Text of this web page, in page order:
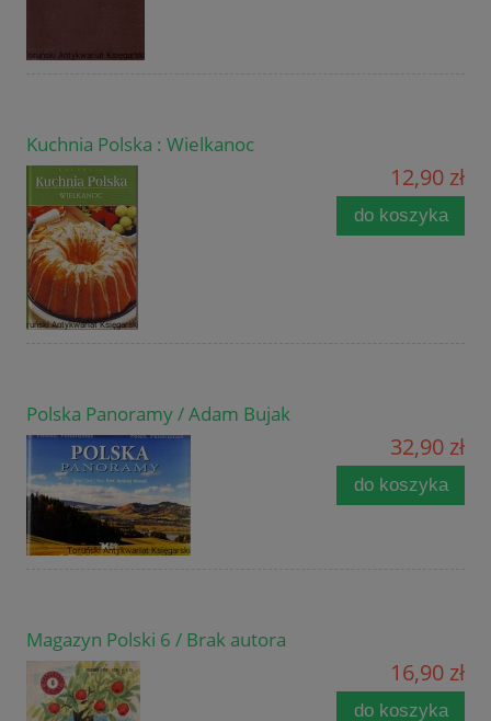
Kuchnia Polska : Wielkanoc
12,90 zł
do koszyka
Polska Panoramy / Adam Bujak
32,90 zł
do koszyka
Magazyn Polski 6 / Brak autora
16,90 zł
do koszyka